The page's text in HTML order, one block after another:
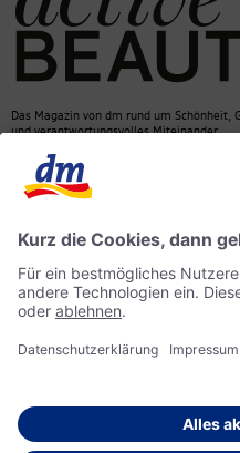
Das Magazin von dm rund um Schönheit,
und verantwortungsvolles Miteinander.